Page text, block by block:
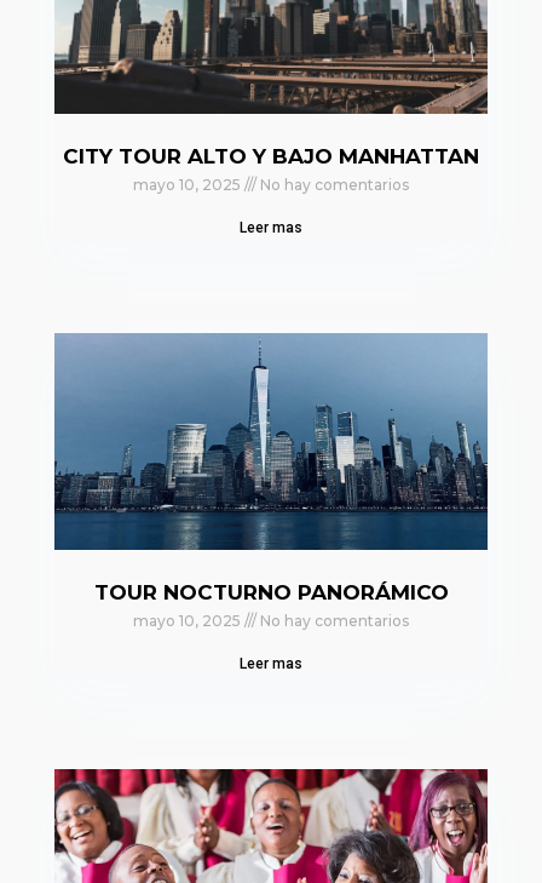
CITY TOUR ALTO Y BAJO MANHATTAN
mayo 10, 2025 No hay comentarios
Leer mas
TOUR NOCTURNO PANORÁMICO
mayo 10, 2025 No hay comentarios
Leer mas